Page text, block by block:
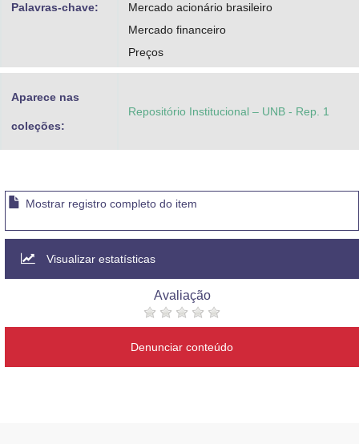
Palavras-chave:
Mercado acionário brasileiro
Mercado financeiro
Preços
Aparece nas
coleções:
Repositório Institucional – UNB - Rep. 1
Mostrar registro completo do item
Visualizar estatísticas
Avaliação
Denunciar conteúdo